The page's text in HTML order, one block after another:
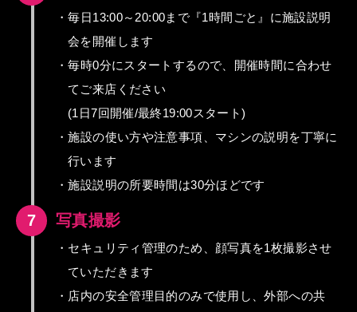
・毎日13:00～20:00まで『1時間ごと』に施設説明
会を開催します
・毎時0分にスタートするので、開催時間に合わせ
てご来店ください
(1日7回開催/最終19:00スタート)
・施設の使い方や注意事項、マシンの説明を丁寧に
行います
・施設説明の所要時間は30分ほどです
7 写真撮影
・セキュリティ管理のため、顔写真を1枚撮影させ
ていただきます
・店内の安全管理目的のみで使用し、外部への共